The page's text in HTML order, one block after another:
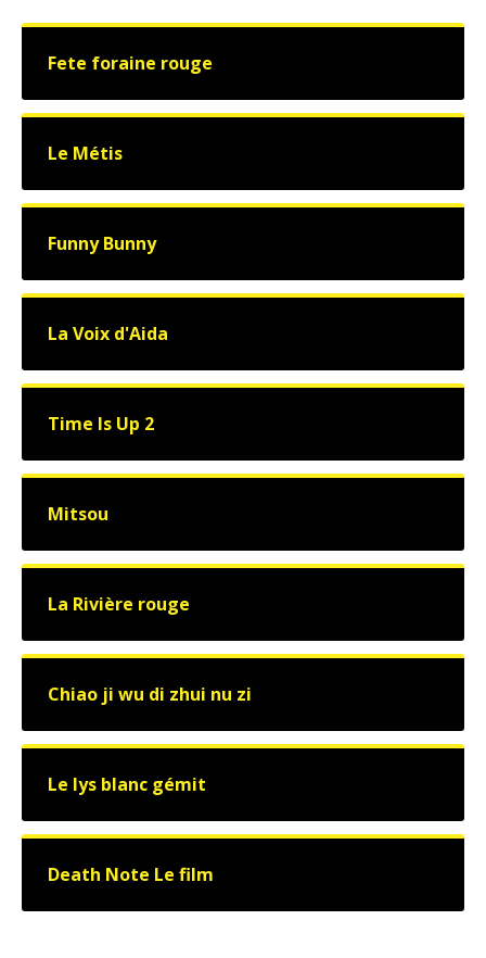
Fete foraine rouge
Le Métis
Funny Bunny
La Voix d'Aida
Time Is Up 2
Mitsou
La Rivière rouge
Chiao ji wu di zhui nu zi
Le lys blanc gémit
Death Note Le film